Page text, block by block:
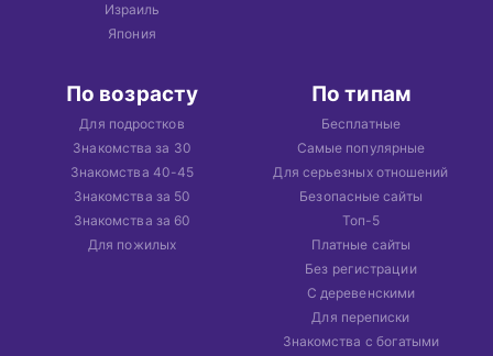
Израиль
Япония
По возрасту
Для подростков
Знакомства за 30
Знакомства 40-45
Знакомства за 50
Знакомства за 60
Для пожилых
По типам
Бесплатные
Самые популярные
Для серьезных отношений
Безопасные сайты
Топ-5
Платные сайты
Без регистрации
С деревенскими
Для переписки
Знакомства с богатыми